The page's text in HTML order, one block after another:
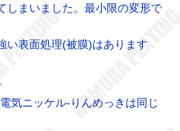
しまいました。最小限の変形で
い表面処理(被膜)はあります
気ニッケル-りんめっきは同じ